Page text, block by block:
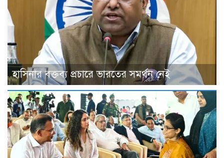
হাসিনার বক্তব্য প্রচারে ভারতের সমর্থন নেই